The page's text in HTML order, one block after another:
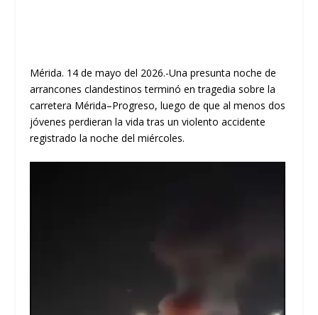
Mérida. 14 de mayo del 2026.-Una presunta noche de
arrancones clandestinos terminó en tragedia sobre la
carretera Mérida–Progreso, luego de que al menos dos
jóvenes perdieran la vida tras un violento accidente
registrado la noche del miércoles.